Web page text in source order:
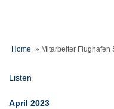
Home » Mitarbeiter Flughafen
Listen
April 2023